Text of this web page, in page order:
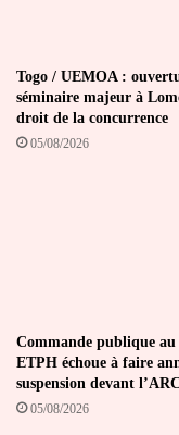
Togo / UEMOA :
séminaire majeur à
droit de la concurrence
05/08/2026
Commande publique au
ETPH échoue à faire
suspension devant
05/08/2026